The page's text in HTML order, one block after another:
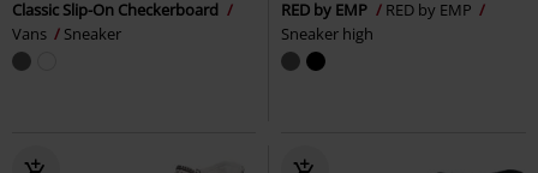
Classic Slip-On Checkerboard
Vans
Sneaker
RED by EMP
RED by EMP
Sneaker high